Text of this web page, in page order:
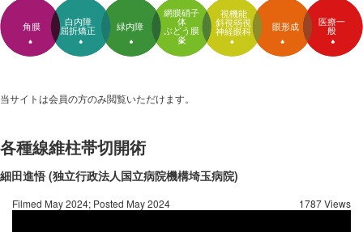
角膜
白内障
屈折矯正
緑内障
網膜硝子
体
ぶどう膜
炎
視機能
斜視弱視
神経眼科
眼形成
医療一
般
当サイトは会員の方のみ閲覧いただけます。
各種線維柱帯切開術
細田進悟 (独立行政法人国立病院機構埼玉病院)
Filmed May 2024; Posted May 2024 1787 Views